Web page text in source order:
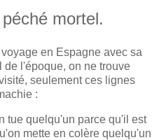
mortel.
en Espagne avec sa
de l'époque, on ne trouve
seulement ces lignes
:
tue quelqu'un parce qu'il est
mette en colère quelqu'un